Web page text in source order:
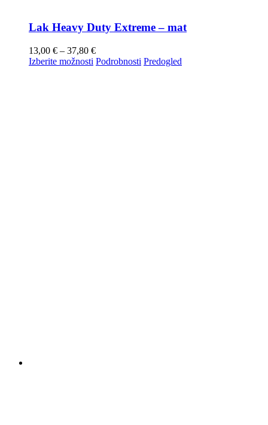
Lak Heavy Duty Extreme – mat
13,00 € – 37,80 €
Izberite možnosti Podrobnosti Predogled